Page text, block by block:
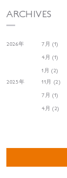
ARCHIVES
2026年 7月 (1)
4月 (1)
1月 (2)
2025年
11月 (2)
7月 (1)
4月 (2)